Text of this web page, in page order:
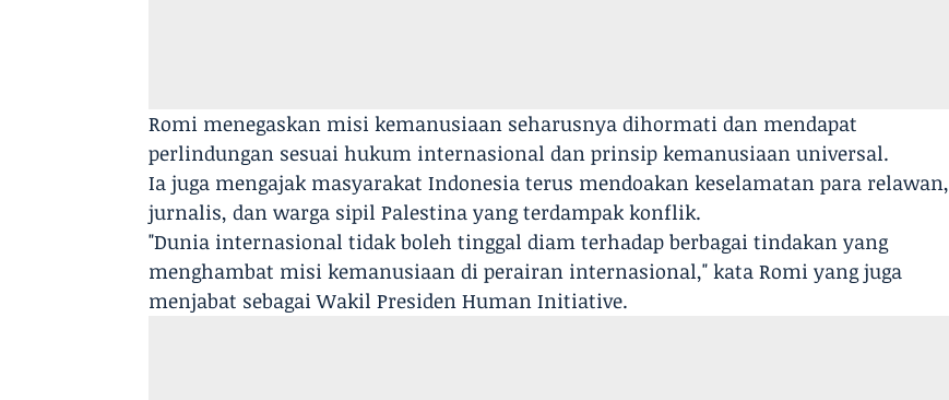
Romi menegaskan misi kemanusiaan seharusnya dihormati dan mendapat
perlindungan sesuai hukum internasional dan prinsip kemanusiaan universal.
Ia juga mengajak masyarakat Indonesia terus mendoakan keselamatan para relawan,
jurnalis, dan warga sipil Palestina yang terdampak konflik.
"Dunia internasional tidak boleh tinggal diam terhadap berbagai tindakan yang
menghambat misi kemanusiaan di perairan internasional," kata Romi yang juga
menjabat sebagai Wakil Presiden Human Initiative.